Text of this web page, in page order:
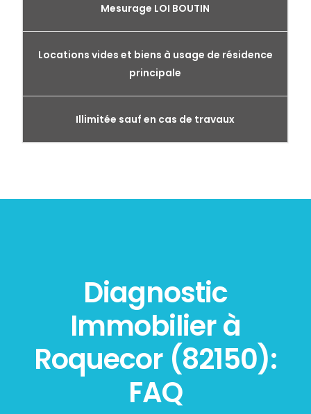
Mesurage LOI BOUTIN
Locations vides et biens à usage de résidence
principale
Illimitée sauf en cas de travaux
Diagnostic
Immobilier à
Roquecor (82150):
FAQ